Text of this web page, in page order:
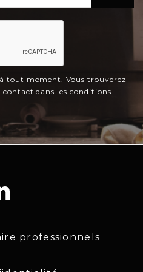
tout moment. Vous trouverez
dans les conditions
professionnels